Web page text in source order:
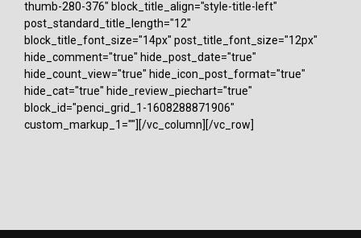
thumb-280-376" block_title_align="style-title-left"
post_standard_title_length="12"
block_title_font_size="14px" post_title_font_size="12px"
hide_comment="true" hide_post_date="true"
hide_count_view="true" hide_icon_post_format="true"
hide_cat="true" hide_review_piechart="true"
block_id="penci_grid_1-1608288871906"
custom_markup_1=""][/vc_column][/vc_row]